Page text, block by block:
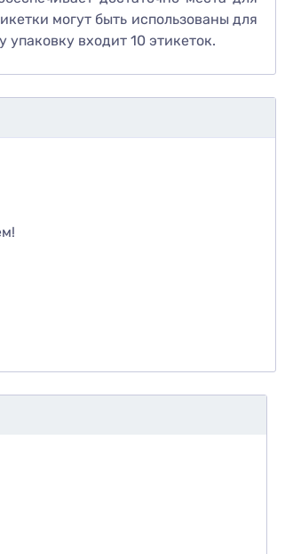
могут быть использованы для
входит 10 этикеток.